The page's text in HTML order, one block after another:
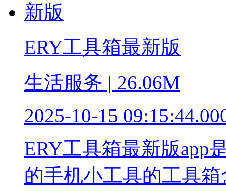
ERY工具箱最新版
生活服务 | 26.06M
2025-10-15
ERY工具箱最新版app
的手机小工具的工具